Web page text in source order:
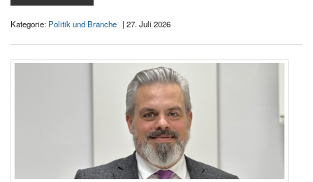
Kategorie: Politik und Branche | 27. Juli 2026